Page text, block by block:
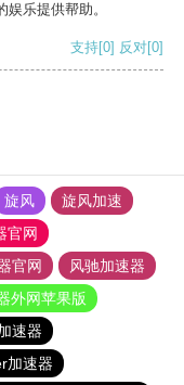
乐提供帮助。
支持[0] 反对[0]
旋风
旋风加速
官网
官网
风驰加速器
外网苹果版
速器
加速器